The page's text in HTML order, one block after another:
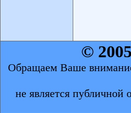
©
Обращаем Ваше
не является публичной